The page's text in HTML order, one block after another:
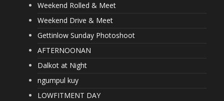
Weekend Rolled & Meet
Weekend Drive & Meet
Gettinlow Sunday Photoshoot
AFTERNOONAN
Dalkot at Night
ngumpul kuy
LOWFITMENT DAY